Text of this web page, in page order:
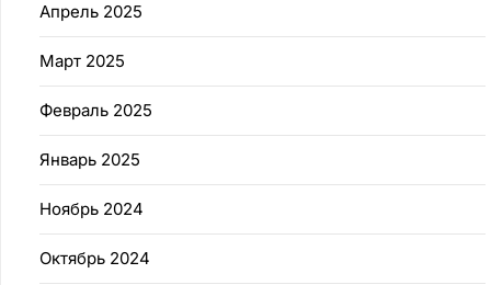
Апрель 2025
Март 2025
Февраль 2025
Январь 2025
Ноябрь 2024
Октябрь 2024